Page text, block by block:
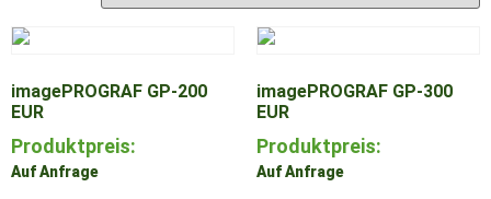
imagePROGRAF GP-200
EUR
Produktpreis:
Auf Anfrage
imagePROGRAF GP-300
EUR
Produktpreis:
Auf Anfrage